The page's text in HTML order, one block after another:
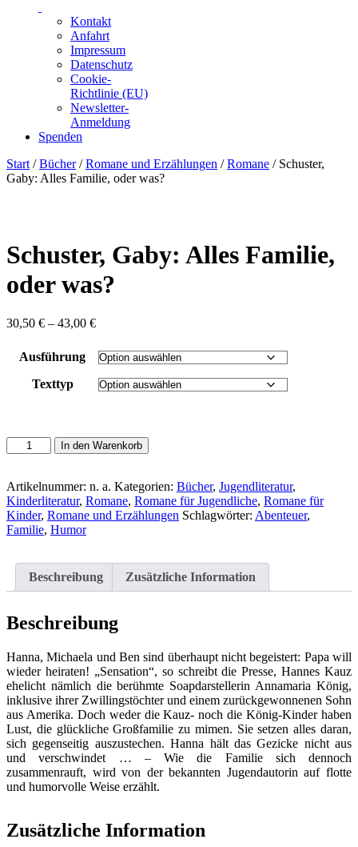
Kontakt
Anfahrt
Impressum
Datenschutz
Cookie-
Richtlinie (EU)
Newsletter-
Anmeldung
Spenden
Skip
to
Start /Bücher/Romane und Erzählungen /Romane / Schuster,
Gaby: Alles Familie, oder was?
Schuster, Gaby: Alles Familie,
oder was?
30,50 € – 43,00 €Preisspanne:
bis
43,00 €
Ausführung
Texttyp
Schuster,
Gaby:
Familie,
oder
was?
Menge
In den Warenkorb
Artikelnummer: n. a. Kategorien: Bücher, Jugendliteratur,
Kinderliteratur, Romane, Romane für Jugendliche, Romane für
Kinder, Romane und Erzählungen Schlagwörter: Abenteuer,
Familie, Humor
Beschreibung Zusätzliche Information
Beschreibung
Hanna, Michaela und Ben sind überhaupt nicht begeistert: Papa will
wieder heiraten! „Sensation“, so schreibt die Presse, Hannes Kauz
ehelicht nämlich die berühmte Soapdarstellerin Annamaria König,
inklusive ihrer Zwillingstöchter und einem zurückgewonnenen Sohn
aus Amerika. Doch weder die Kauz- noch die König-Kinder haben
Lust, die glückliche Großfamilie zu mimen. Sie setzen alles daran,
sich gegenseitig auszustechen. Hanna hält das Gezicke nicht aus
und verschwindet … – Wie die Familie sich dennoch
zusammenrauft, wird von der bekannten Jugendautorin auf flotte
und humorvolle Weise erzählt.
Zusätzliche Information